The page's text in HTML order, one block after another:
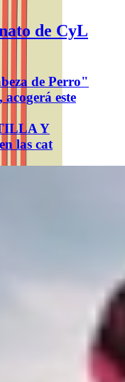
de CyL
de Perro"
este
Y
las cat